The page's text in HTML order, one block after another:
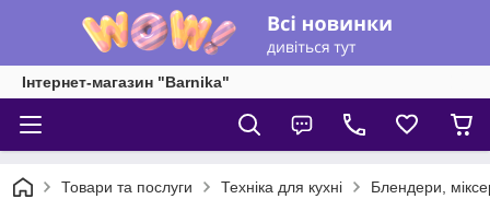
Інтернет-магазин "Barnika"
Товари та послуги Техніка для кухні Блендери,